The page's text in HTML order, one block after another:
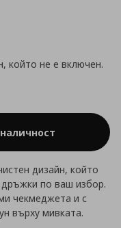
който не е включен.
дизайн, който
по ваш избор.
чекмеджета и с
върху мивката.